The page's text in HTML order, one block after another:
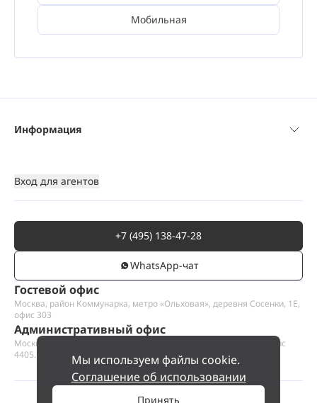
Мы используем файлы cookie.
Соглашение об использовании
Принять
Мобильная
Гостевой офис
Москва, район Коммунарка, метро «Ольховая», деревня Сосенки, 1Е,
офис 303
Административный офис
Москва, Пресненская набережная 12, Москва-сити, этаж 44, офис
4405.1
+7 (495) 138-47-28
WhatsАpp-чат
Информация
Вход для агентов